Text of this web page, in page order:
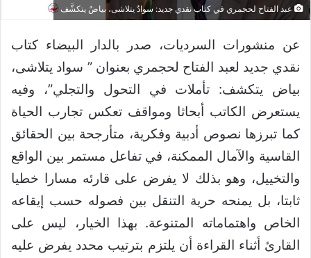
عبد الفتاح لحجمري في كتاب نقدي جديد: سوادٌ يتلاشى، بياضٌ يتكشَّف
عن منشورات السرديات، صدر بالدار البيضاء كتاب
نقدي جديد لعبد الفتاح لحجمري بعنوان ” سواد يتلاشى،
بياض يتكشف: تأملات في التحول والتجلي”، وفيه
يستعرض الكاتب أبحاثا ومواقف تعكس تجارب الحياة
كما تبرزها نصوص أدبية وفكرية، متأرجحة بين الحقائق
القاسية والآمال الممكنة، في تفاعل مستمر بين الواقع
والتخييل، وهو بذلك لا يفرض على قارئه مسارا خطيا
ثابتا، بل يمنحه حرية التنقل بين فصوله حسب إيقاعه
الخاص واهتماماته المتنوعة. بهذا الخيار، ليس على
القارئ أثناء القراءة أن يلتزم بترتيب محدد يفرض عليه